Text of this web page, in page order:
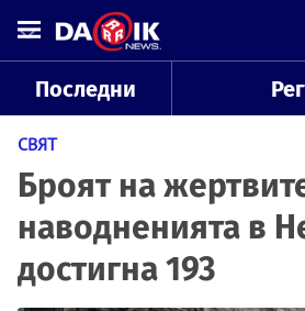
Последни
СВЯТ
Броят на
наводненията в
достигна 193